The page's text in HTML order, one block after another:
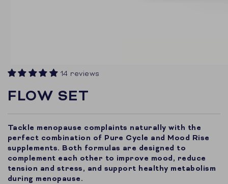
14 reviews
FLOW SET
Tackle menopause complaints naturally with the
perfect combination of Pure Cycle and Mood Rise
supplements. Both formulas are designed to
complement each other to improve mood, reduce
tension and stress, and support healthy metabolism
during menopause.